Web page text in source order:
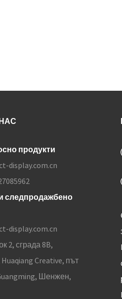
продукти
display.com.cn
следпродажбено
display.com.cn
2, сграда 8B,
Creative, път
Шенжен,